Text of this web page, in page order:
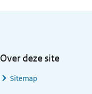
Over deze site
Sitemap